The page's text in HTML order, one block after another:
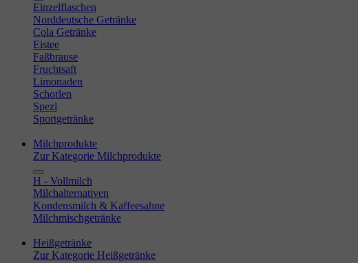
Einzelflaschen
Norddeutsche Getränke
Cola Getränke
Eistee
Faßbrause
Fruchtsaft
Limonaden
Schorlen
Spezi
Sportgetränke
Milchprodukte
Zur Kategorie Milchprodukte
H - Vollmilch
Milchalternativen
Kondensmilch & Kaffeesahne
Milchmischgetränke
Heißgetränke
Zur Kategorie Heißgetränke